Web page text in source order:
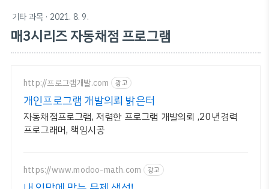
기타 과목 · 2021. 8. 9.
매3시리즈 자동채점 프로그램
http://프로그램개발.com 광고
개인프로그램 개발의뢰 밝은터
자동채점프로그램, 저렴한 프로그램 개발의뢰 ,20년경력
프로그래머, 책임시공
https://www.modoo-math.com 광고